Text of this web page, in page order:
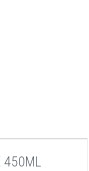
450ML